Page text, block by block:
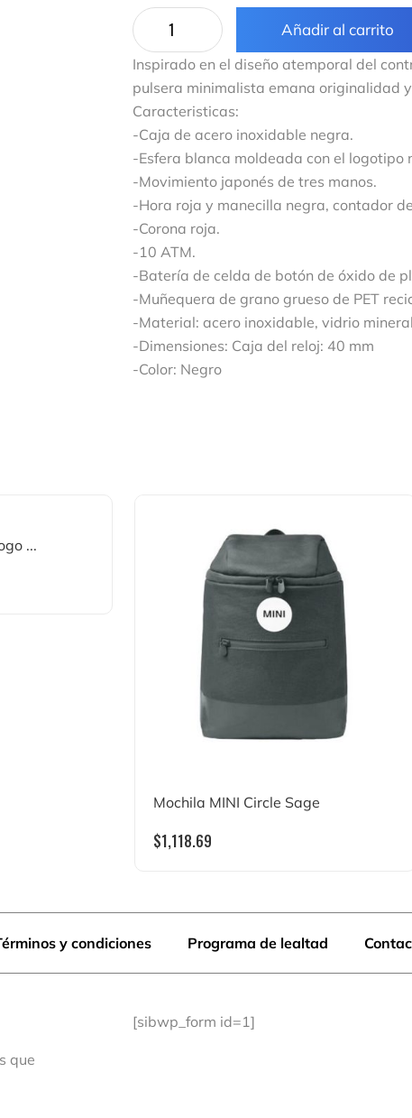
Añadir al carrito
Inspirado en el diseño atemporal del
pulsera minimalista emana originalidad
Caracteristicas:
-Caja de acero inoxidable negra.
-Esfera blanca moldeada con el logotipo
-Movimiento japonés de tres manos.
-Hora roja y manecilla negra, contador
-Corona roja.
-10 ATM.
-Batería de celda de botón de óxido de
-Muñequera de grano grueso de PET
-Material: acero inoxidable, vidrio
-Dimensiones: Caja del reloj: 40 mm
-Color: Negro
...
Mochila MINI Circle Sage
$1,118.69
y condiciones Programa de lealtad
que
[sibwp_form id=1]